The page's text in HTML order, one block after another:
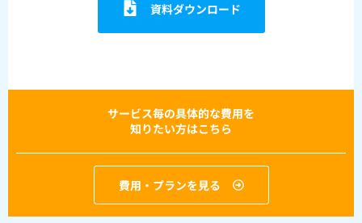
資料ダウンロード
サービス毎の具体的な費用を
知りたい方はこちら
費用・プランを見る